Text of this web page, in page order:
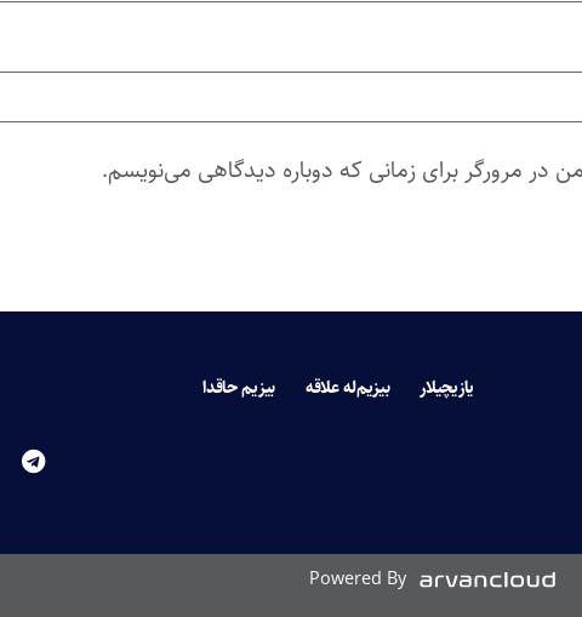
در مرورگر برای زمانی که دوباره دیدگاهی می‌نویسم.
یازیچیلار بیزیم‌له علاقه بیزیم حاقدا
Powered By